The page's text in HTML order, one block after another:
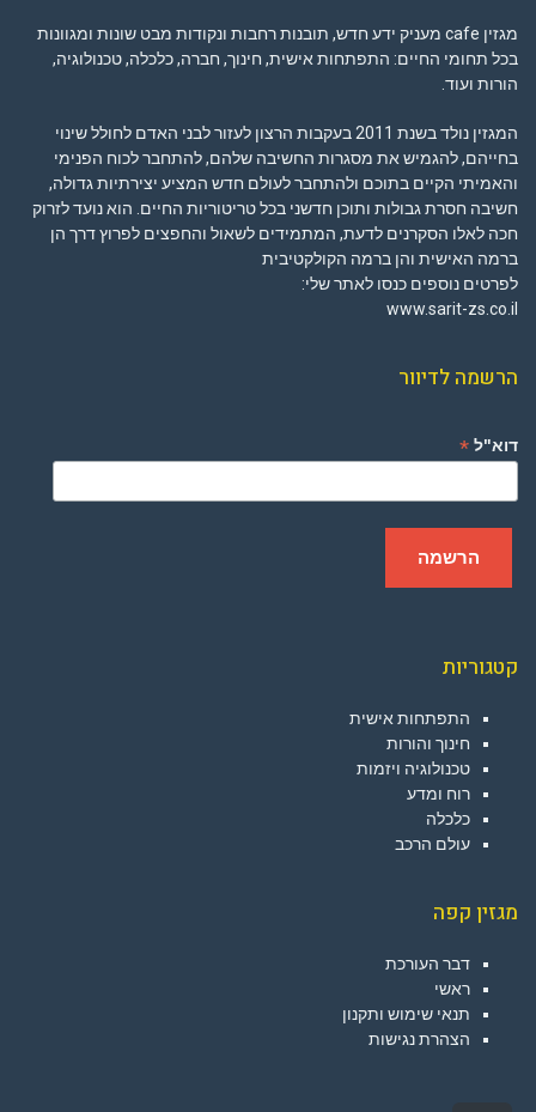
מגזין cafe מעניק ידע חדש, תובנות רחבות ונקודות מבט שונות ומגוונות
בכל תחומי החיים: התפתחות אישית, חינוך, חברה, כלכלה, טכנולוגיה,
הורות ועוד.
המגזין נולד בשנת 2011 בעקבות הרצון לעזור לבני האדם לחולל שינוי
בחייהם, להגמיש את מסגרות החשיבה שלהם, להתחבר לכוח הפנימי
והאמיתי הקיים בתוכם ולהתחבר לעולם חדש המציע יצירתיות גדולה,
חשיבה חסרת גבולות ותוכן חדשני בכל טריטוריות החיים. הוא נועד לזרוק
חכה לאלו הסקרנים לדעת, המתמידים לשאול והחפצים לפרוץ דרך הן
ברמה האישית והן ברמה הקולקטיבית
לפרטים נוספים כנסו לאתר שלי:
www.sarit-zs.co.il
הרשמה לדיוור
דוא"ל *
קטגוריות
התפתחות אישית
חינוך והורות
טכנולוגיה ויזמות
רוח ומדע
כלכלה
עולם הרכב
מגזין קפה
דבר העורכת
ראשי
תנאי שימוש ותקנון
הצהרת נגישות